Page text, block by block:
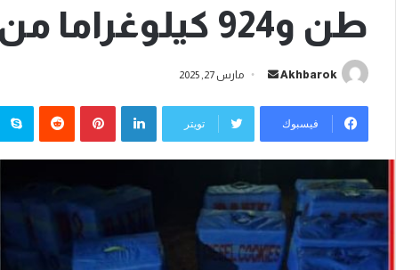
طن و924 كيلوغراما من الشيرا
Akhbarok
أرسل
إلكترونيا
مارس 27, 2025
فيسبوك تويتر
لينكدإن بينتيريست